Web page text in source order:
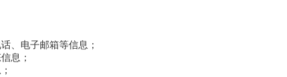
、电子邮箱等信息；
息；